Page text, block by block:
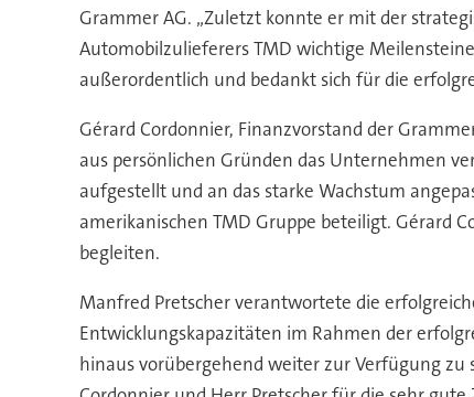
Grammer AG. „Zuletzt konnte er mit der
Automobilzulieferers TMD wichtige
außerordentlich und bedankt sich für die
Gérard Cordonnier, Finanzvorstand der
aus persönlichen Gründen das Unternehmen
aufgestellt und an das starke Wachstum
amerikanischen TMD Gruppe beteiligt. Gérard
begleiten.
Manfred Pretscher verantwortete die
Entwicklungskapazitäten im Rahmen der
hinaus vorübergehend weiter zur Verfügung zu